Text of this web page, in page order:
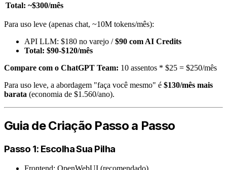
Total: ~$300/mês
Para uso leve (apenas chat, ~10M tokens/mês):
API LLM: $180 no varejo /$90 com AI Credits
Total: $90-$120/mês
Compare com o ChatGPT Team: 10 assentos * $25 = $250/mês
Para uso leve, a abordagem "faça você mesmo" é $130/mês mais
barata (economia de $1.560/ano).
Guia de Criação Passo a Passo
Passo 1: Escolha Sua Pilha